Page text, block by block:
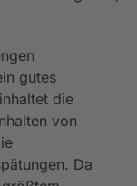
gutes
die
von
Da